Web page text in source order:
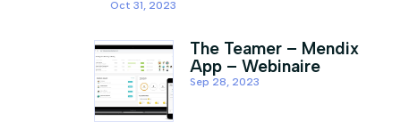
Oct 31, 2023
The Teamer – Mendix
App – Webinaire
Sep 28, 2023